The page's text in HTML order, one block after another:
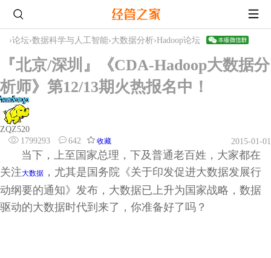
›论坛›数据科学与人工智能›大数据分析›Hadoop论坛
『北京/深圳』《CDA-Hadoop大数据分
析师》第12/13期火热报名中！
ZQZ520
1799293
642 收藏 2015-01-01
当下，上至国家总理，下及普通老百姓，大家都在
关注大数据 ，尤其是国务院《关于印发促进大数据发展行
动纲要的通知》发布，大数据已上升为国家战略，数据
驱动的大数据时代到来了，你准备好了吗？